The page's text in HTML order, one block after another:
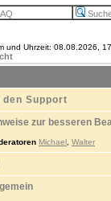
und Uhrzeit: 08.08.2026,
den Support
zur besseren
Michael Walter